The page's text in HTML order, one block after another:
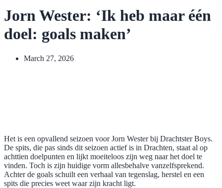
Jorn Wester: ‘Ik heb maar één
doel: goals maken’
March 27, 2026
Het is een opvallend seizoen voor Jorn Wester bij Drachtster Boys.
De spits, die pas sinds dit seizoen actief is in Drachten, staat al op
achttien doelpunten en lijkt moeiteloos zijn weg naar het doel te
vinden. Toch is zijn huidige vorm allesbehalve vanzelfsprekend.
Achter de goals schuilt een verhaal van tegenslag, herstel en een
spits die precies weet waar zijn kracht ligt.